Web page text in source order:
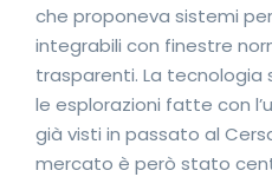
che proponeva sistemi
integrabili con finestre
trasparenti. La
le esplorazioni fatte con
già visti in passato al
mercato è però stato